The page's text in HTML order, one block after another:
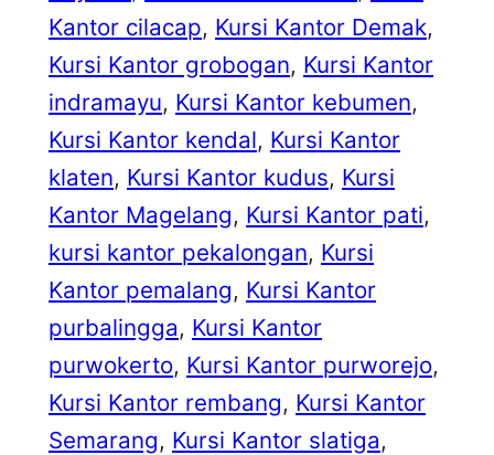
Kantor cilacap, Kursi Kantor Demak
Kursi Kantor grobogan, Kursi Kantor
indramayu, Kursi Kantor kebumen
Kursi Kantor kendal, Kursi Kantor
klaten, Kursi Kantor kudus, Kursi
Kantor Magelang, Kursi Kantor pati
kursi kantor pekalongan, Kursi
Kantor pemalang, Kursi Kantor
purbalingga, Kursi Kantor
purwokerto, Kursi Kantor purworejo
Kursi Kantor rembang, Kursi Kantor
Semarang, Kursi Kantor slatiga